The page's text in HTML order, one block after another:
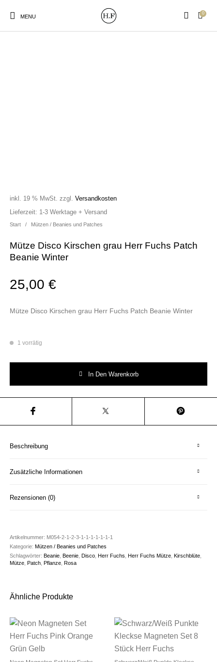
MENU
0
Start / Mützen / Beanies und Patches
Mütze Disco Kirschen grau Herr Fuchs Patch
Beanie Winter
25,00€
inkl. 19 % MwSt. zzgl.Versandkosten
Mütze Disco Kirschen grau Herr Fuchs Patch Beanie Winter
Lieferzeit: 1-3 Werktage + Versand
1 vorrätig
In Den Warenkorb
Beschreibung
Zusätzliche Informationen
Rezensionen (0)
Artikelnummer: M054-2-1-2-3-1-1-1-1-1-1-1
Kategorie: Mützen / Beanies und Patches
Schlagwörter: Beanie Beenie Disco Herr Fuchs Herr Fuchs Mütze Kirschblüte
Mütze
Patch Pflanze Rosa
Ähnliche Produkte